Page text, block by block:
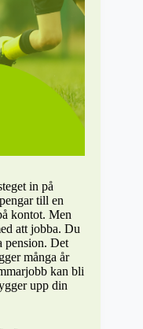
in på
till en
kontot. Men
att jobba. Du
pension. Det
många år
kan bli
upp din